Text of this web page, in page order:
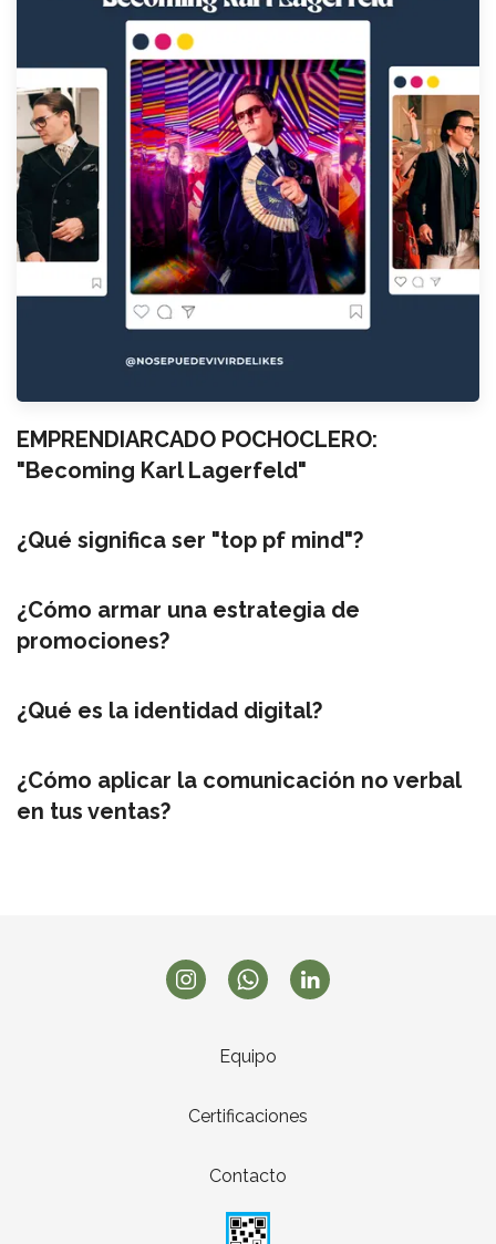
EMPRENDIARCADO POCHOCLERO:
"Becoming Karl Lagerfeld"
¿Qué significa ser "top pf mind"?
¿Cómo armar una estrategia de
promociones?
¿Qué es la identidad digital?
¿Cómo aplicar la comunicación no verbal
en tus ventas?
Equipo
Certificaciones
Contacto